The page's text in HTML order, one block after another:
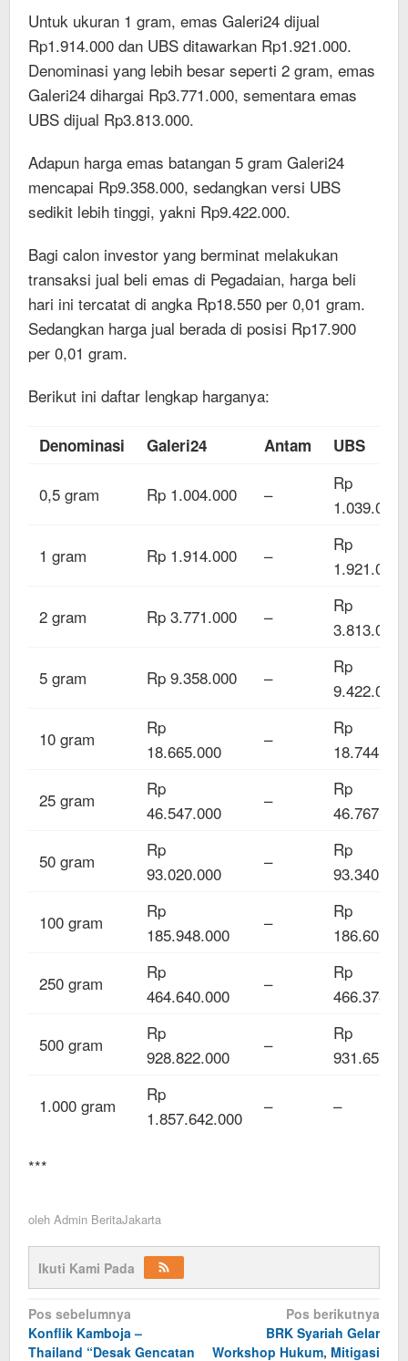
Untuk ukuran 1 gram, emas Galeri24 dijual
Rp1.914.000 dan UBS ditawarkan Rp1.921.000.
Denominasi yang lebih besar seperti 2 gram, emas
Galeri24 dihargai Rp3.771.000, sementara emas
UBS dijual Rp3.813.000.
Adapun harga emas batangan 5 gram Galeri24
mencapai Rp9.358.000, sedangkan versi UBS
sedikit lebih tinggi, yakni Rp9.422.000.
Bagi calon investor yang berminat melakukan
transaksi jual beli emas di Pegadaian, harga beli
hari ini tercatat di angka Rp18.550 per 0,01 gram.
Sedangkan harga jual berada di posisi Rp17.900
per 0,01 gram.
Berikut ini daftar lengkap harganya:
Denominasi Galeri24 Antam UBS
0,5 gram Rp 1.004.000 –
Rp
1.039.000
1 gram Rp 1.914.000 –
Rp
1.921.000
2 gram Rp 3.771.000 –
Rp
3.813.000
5 gram Rp 9.358.000 –
Rp
9.422.000
10 gram
Rp
18.665.000
–
Rp
18.744.000
25 gram
Rp
46.547.000
–
Rp
46.767.000
50 gram
Rp
93.020.000
–
Rp
93.340.000
100 gram
Rp
185.948.000
–
Rp
250 gram
Rp
464.640.000
–
Rp
500 gram
Rp
928.822.000
–
Rp
1.000 gram
Rp
1.857.642.000
– –
***
oleh Admin BeritaJakarta
Ikuti Kami Pada
Navigasi
pos
Pos sebelumnya
Konflik Kamboja –
Thailand “Desak Gencatan
Pos berikutnya
BRK Syariah Gelar
Workshop Hukum, Mitigasi